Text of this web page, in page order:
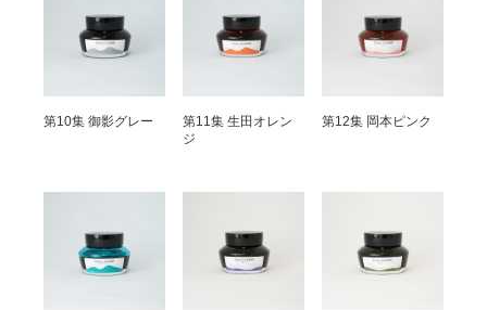
第10集 御影グレー
第11集 生田オレン
ジ
第12集 岡本ピンク